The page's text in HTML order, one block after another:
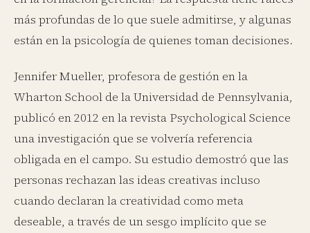
más profundas de lo que suele admitirse, y algunas
están en la psicología de quienes toman decisiones.
Jennifer Mueller, profesora de gestión en la
Wharton School de la Universidad de Pennsylvania,
publicó en 2012 en la revista Psychological Science
una investigación que se volvería referencia
obligada en el campo. Su estudio demostró que las
personas rechazan las ideas creativas incluso
cuando declaran la creatividad como meta
deseable, a través de un sesgo implícito que se